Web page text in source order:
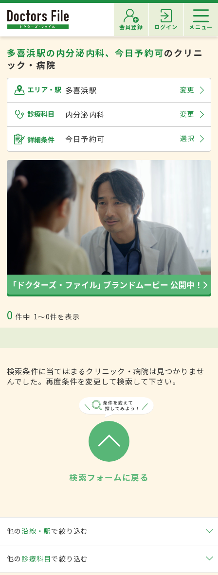
会員登録 ログイン メニュー
多喜浜駅の内分泌内科、今日予約可のクリニ
ック・病院
エリア・駅 多喜浜駅 変更
診療科目 内分泌内科 変更
詳細条件 今日予約可 選択
0 件中 1〜0件を表示
検索条件に当てはまるクリニック・病院は見つかりませ
んでした。再度条件を変更して検索して下さい。
検索フォームに戻る
他の沿線・駅で絞り込む
他の 診療科目で絞り込む